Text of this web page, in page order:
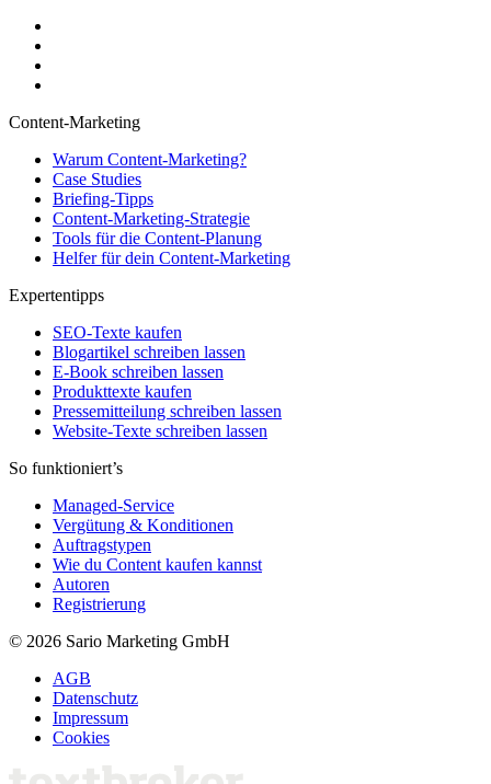
Content-Marketing
Warum Content-Marketing?
Case Studies
Briefing-Tipps
Content-Marketing-Strategie
Tools für die Content-Planung
Helfer für dein Content-Marketing
Expertentipps
SEO-Texte kaufen
Blogartikel schreiben lassen
E-Book schreiben lassen
Produkttexte kaufen
Pressemitteilung schreiben lassen
Website-Texte schreiben lassen
So funktioniert’s
Managed-Service
Vergütung & Konditionen
Auftragstypen
Wie du Content kaufen kannst
Autoren
Registrierung
© 2026 Sario Marketing GmbH
AGB
Datenschutz
Impressum
Cookies